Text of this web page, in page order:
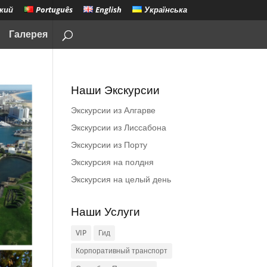
Português English Українська
Галерея
Наши Экскурсии
Экскурсии из Алгарве
Экскурсии из Лиссабона
Экскурсии из Порту
Экскурсия на полдня
Экскурсия на целый день
Наши Услуги
VIP
Гид
Корпоративный транспорт